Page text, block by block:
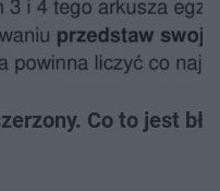
Co to jest